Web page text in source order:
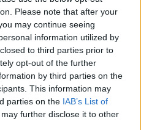
Please note that after your
may continue seeing
information utilized by
to third parties prior to
opt-out of the further
by third parties on the
This information may
parties on the IAB’s List of
further disclose it to other